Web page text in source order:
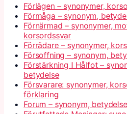
Förlägen – synonymer,
Förmåga – synonym,
Förnärmad – synonymer,
korsordssvar
Förrädare – synonymer,
Försoffning – synonym,
Förstärkning I Hålfot –
betydelse
Försvarare: synonymer,
förklaring
Forum – synonym,